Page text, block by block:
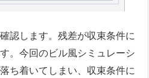
認します。残差が収束条件に
。今回のビル風シミュレーシ
ち着いてしまい、収束条件に